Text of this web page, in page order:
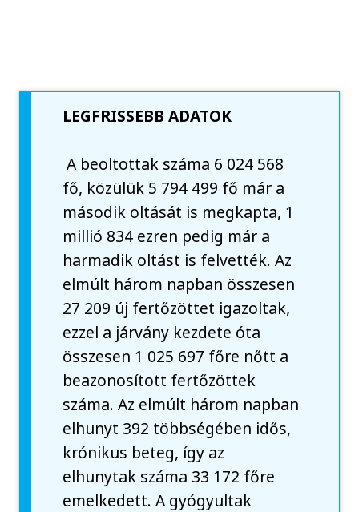
LEGFRISSEBB ADATOK
A beoltottak száma 6 024 568
fő, közülük 5 794 499 fő már a
második oltását is megkapta, 1
millió 834 ezren pedig már a
harmadik oltást is felvették. Az
elmúlt három napban összesen
27 209 új fertőzöttet igazoltak,
ezzel a járvány kezdete óta
összesen 1 025 697 főre nőtt a
beazonosított fertőzöttek
száma. Az elmúlt három napban
elhunyt 392 többségében idős,
krónikus beteg, így az
elhunytak száma 33 172 főre
emelkedett. A gyógyultak